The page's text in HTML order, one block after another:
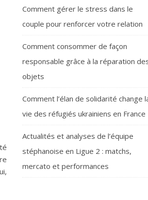
Comment gérer le stress dans le
couple pour renforcer votre relation
Comment consommer de façon
responsable grâce à la réparation
objets
Comment l’élan de solidarité change
vie des réfugiés ukrainiens en France
Actualités et analyses de l’équipe
stéphanoise en Ligue 2 : matchs,
mercato et performances